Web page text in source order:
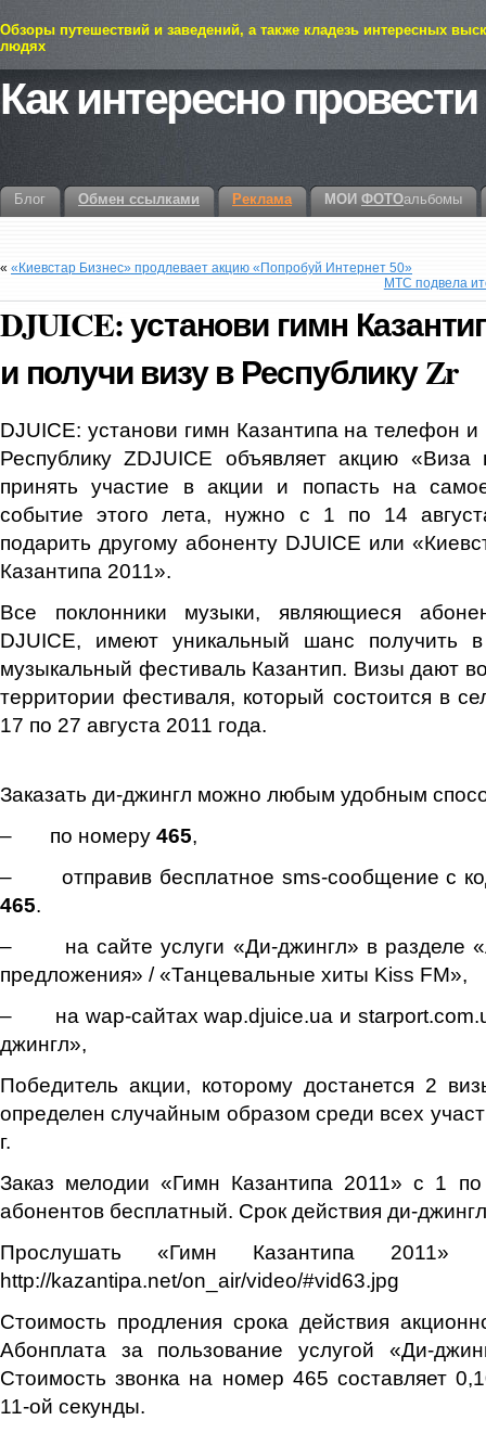
Обзоры путешествий и заведений, а также кладезь интересных
людях
Как интересно
Блог Обмен ссылками Реклама МОИ ФОТОальбомы
« «Киевстар Бизнес» продлевает акцию «Попробуй Интернет 50»
МТС подвела
DJUICE: установи гимн
и получи визу в Республику Zr
DJUICE: установи гимн Казантипа на телефон и
Республику ZDJUІCE объявляет акцию
принять участие в акции и попасть на
событие этого лета, нужно с 1 по 14
подарить другому абоненту DJUІCE или
Казантипа 2011».
Все поклонники музыки, являющиеся
DJUІCE, имеют уникальный шанс получить
музыкальный фестиваль Казантип. Визы дают
территории фестиваля, который состоится в
17 по 27 августа 2011 года.
Заказать ди-джингл можно любым удобным
– по номеру 465,
– отправив бесплатное sms-сообщение с
465.
– на сайте услуги «Ди-джингл» в разделе
предложения» / «Танцевальные хиты Kiss FM»,
– на wap-сайтах wap.djuice.ua и
джингл»,
Победитель акции, которому достанется 2
определен случайным образом среди всех
г.
Заказ мелодии «Гимн Казантипа 2011» с 1
абонентов бесплатный. Срок действия ди-
Прослушать «Гимн Казантипа
http://kazantipa.net/on_air/video/#vid63.jpg
Стоимость продления срока действия
Абонплата за пользование услугой «Ди-
Стоимость звонка на номер 465 составляет
11-ой секунды.